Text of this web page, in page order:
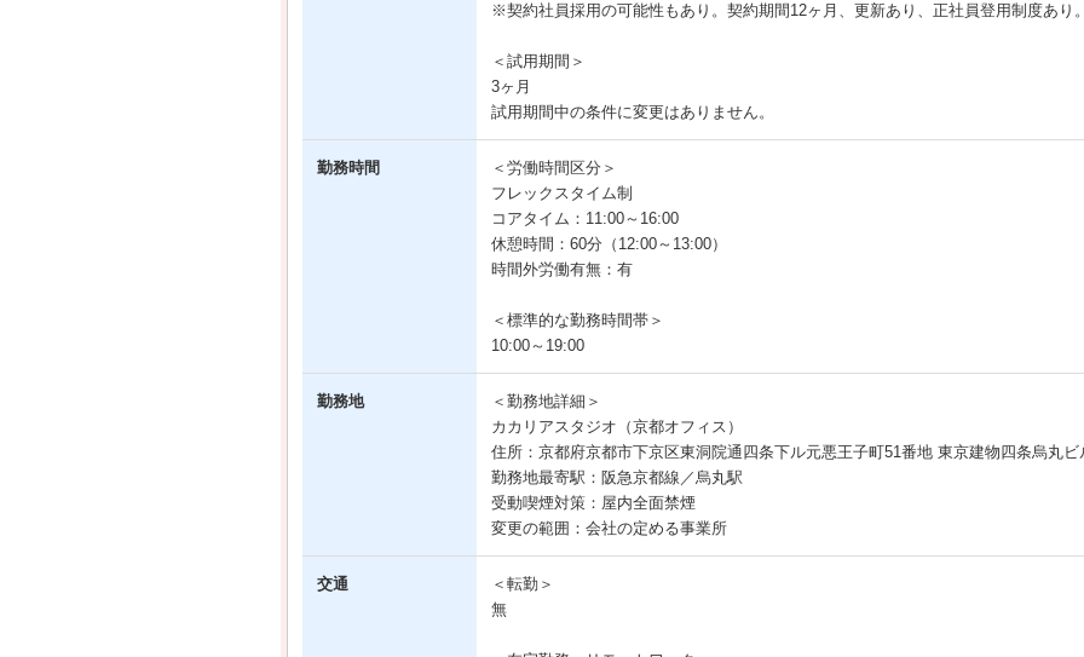
※契約社員採用の可能性もあり。契約期間12ヶ月、更新あり、正社員登用制度あり。
＜試用期間＞
3ヶ月
試用期間中の条件に変更はありません。
勤務時間
＜労働時間区分＞
フレックスタイム制
コアタイム：11:00～16:00
休憩時間：60分（12:00～13:00）
時間外労働有無：有
＜標準的な勤務時間帯＞
10:00～19:00
勤務地
＜勤務地詳細＞
カカリアスタジオ（京都オフィス）
住所：京都府京都市下京区東洞院通四条下ル元悪王子町51番地 東京建物四条烏丸
勤務地最寄駅：阪急京都線／烏丸駅
受動喫煙対策：屋内全面禁煙
変更の範囲：会社の定める事業所
交通
＜転勤＞
無